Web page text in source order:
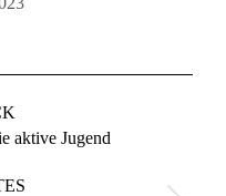
aktive Jugend